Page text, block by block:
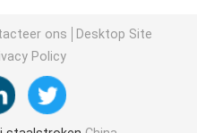
staal
ons
Desktop Site
Policy